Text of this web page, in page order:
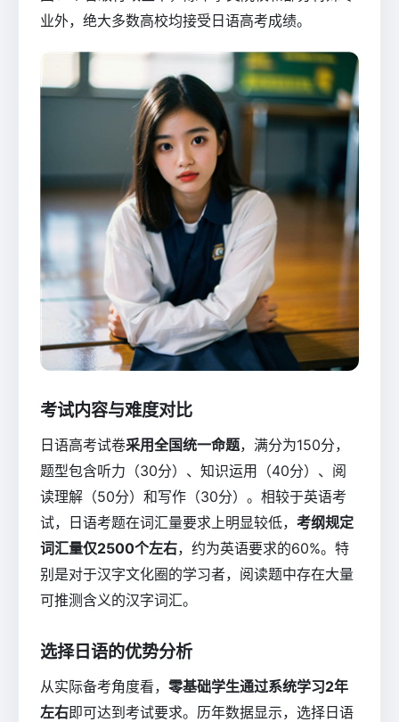
业外，绝大多数高校均接受日语高考成绩。
考试内容与难度对比
日语高考试卷采用全国统一命题，满分为150分，
题型包含听力（30分）、知识运用（40分）、阅
读理解（50分）和写作（30分）。相较于英语考
试，日语考题在词汇量要求上明显较低， 考纲规定
词汇量仅2500个左右，约为英语要求的60%。特
别是对于汉字文化圈的学习者，阅读题中存在大量
可推测含义的汉字词汇。
选择日语的优势分析
从实际备考角度看， 零基础学生通过系统学习2年
左右即可达到考试要求。历年数据显示，选择日语